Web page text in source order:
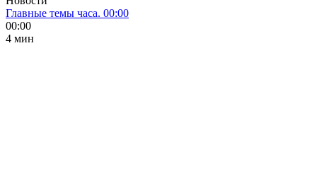
Главные темы часа. 00:00
00:00
4 мин